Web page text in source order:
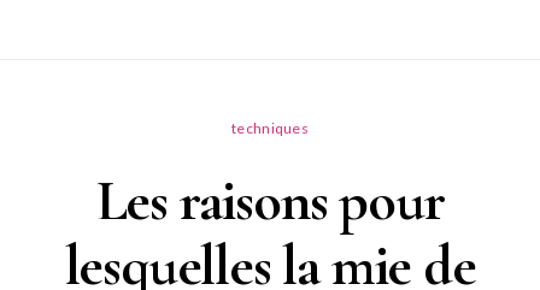
techniques
Les raisons pour
lesquelles la mie de